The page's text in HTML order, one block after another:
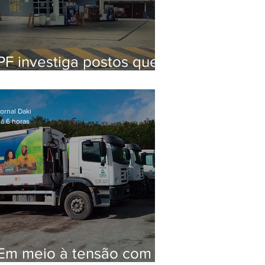
investiga postos que
de secretário
em 2020
meio à tensão com
Daki
6 horas